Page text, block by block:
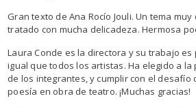
Gran texto de Ana Rocío Jouli. Un tema
tratado con mucha delicadeza. Hermosa
Laura Conde es la directora y su trabajo
igual que todos los artistas. Ha elegido a la
de los integrantes, y cumplir con el desafío
poesía en obra de teatro. ¡Muchas gracias!